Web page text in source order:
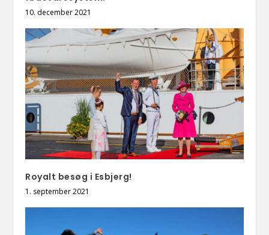
10. december 2021
Royalt besøg i Esbjerg!
1. september 2021